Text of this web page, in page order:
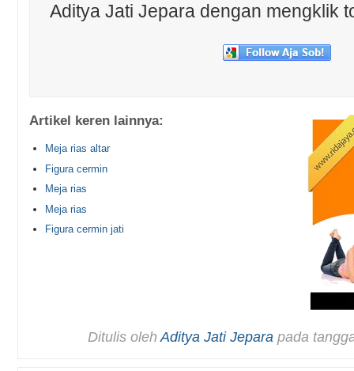
Aditya Jati Jepara dengan mengklik
Artikel keren lainnya:
Meja rias altar
Figura cermin
Meja rias
Meja rias
Figura cermin jati
Ditulis olehAditya Jati Jepara pada